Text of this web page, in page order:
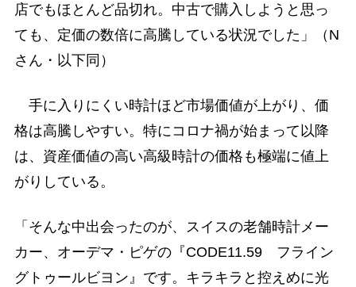
店でもほとんど品切れ。中古で購入しようと思っ
ても、定価の数倍に高騰している状況でした」（N
さん・以下同）
手に入りにくい時計ほど市場価値が上がり、価
格は高騰しやすい。特にコロナ禍が始まって以降
は、資産価値の高い高級時計の価格も極端に値上
がりしている。
「そんな中出会ったのが、スイスの老舗時計メー
カー、オーデマ・ピゲの『CODE11.59 フライン
グトゥールビヨン』です。キラキラと控えめに光